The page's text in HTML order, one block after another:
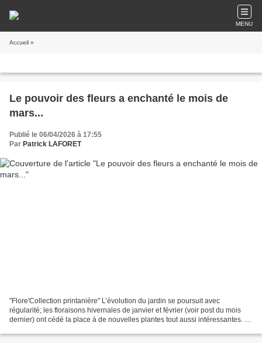
MENU
Accueil »
Le pouvoir des fleurs a enchanté le mois de
mars...
Publié le 06/04/2026 à 17:55
Par Patrick LAFORET
"Flore'Collection printanière" L’évolution du jardin se poursuit avec
régularité; les floraisons hivernales de janvier et février (voir post du mois
dernier) ont cédé la place à de nouvelles plantes tout aussi intéressantes. La